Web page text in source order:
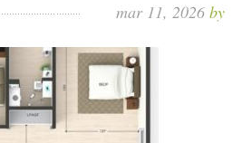
mar 11, 2026 by